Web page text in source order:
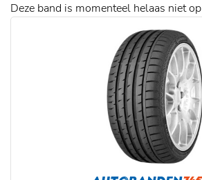
Deze band is momenteel helaas niet